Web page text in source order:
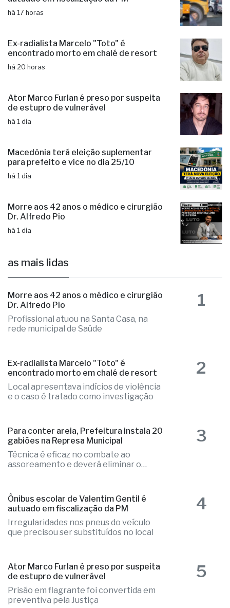
há 17 horas
Ex-radialista Marcelo "Toto" é
encontrado morto em chalé de resort
há 20 horas
Ator Marco Furlan é preso por suspeita
de estupro de vulnerável
há 1 dia
Macedônia terá eleição suplementar
para prefeito e vice no dia 25/10
há 1 dia
Morre aos 42 anos o médico e cirurgião
Dr. Alfredo Pio
há 1 dia
as mais lidas
Morre aos 42 anos o médico e cirurgião
Dr. Alfredo Pio
Profissional atuou na Santa Casa, na
rede municipal de Saúde
1
Ex-radialista Marcelo "Toto" é
encontrado morto em chalé de resort
Local apresentava indícios de violência
e o caso é tratado como investigação
2
Para conter areia, Prefeitura instala 20
gabiões na Represa Municipal
Técnica é eficaz no combate ao
assoreamento e deverá eliminar o
3
Ônibus escolar de Valentim Gentil é
autuado em fiscalização da PM
Irregularidades nos pneus do veículo
que precisou ser substituídos no local
4
Ator Marco Furlan é preso por suspeita
de estupro de vulnerável
Prisão em flagrante foi convertida em
preventiva pela Justiça
5